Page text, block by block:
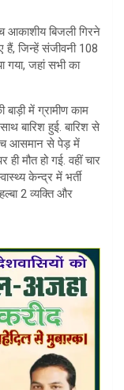
आकाशीय बिजली गिरने
हैं, जिन्हें संजीवनी 108
गया, जहां सभी का
बाड़ी में ग्रामीण काम
बारिश हुई. बारिश से
आसमान से पेड़ में
ही मौत हो गई. वहीं चार
केन्द्र में भर्ती
2 व्यक्ति और